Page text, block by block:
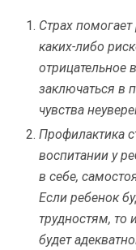
Страх
каких-либо
отрицательное
заключаться в
чувства
Профилактика
воспитании у
в себе,
Если ребенок
трудностям, то
будет